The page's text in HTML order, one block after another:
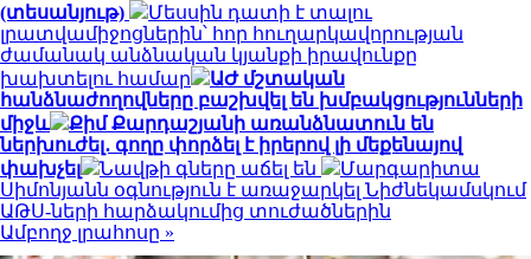
(տեսանյութ)
Մեսսին դատի է տալու
լրատվամիջոցներին՝ հոր հուղարկավորության
ժամանակ անձնական կյանքի իրավունքը
խախտելու համար
ԱԺ մշտական
հանձնաժողովները բաշխվել են խմբակցությունների
միջև
Քիմ Քարդաշյանի առանձնատուն են
ներխուժել․ գողը փորձել է իրերով լի մեքենայով
փախչել
Նավթի գները աճել են
Մարգարիտա
Սիմոնյանն օգնություն է առաջարկել Նիժնեկամսկում
ԱԹՍ-ների հարձակումից տուժածներին
Ամբողջ լրահոսը »